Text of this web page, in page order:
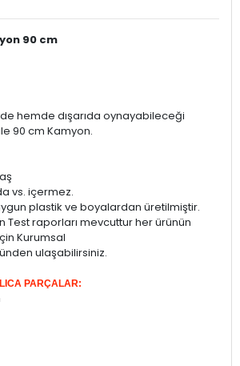
90 cm
hemde dışarıda oynayabileceği
90 cm Kamyon.
vs. içermez.
plastik ve boyalardan üretilmiştir.
Test raporları mevcuttur her ürünün
Kurumsal
ulaşabilirsiniz.
PARÇALAR: